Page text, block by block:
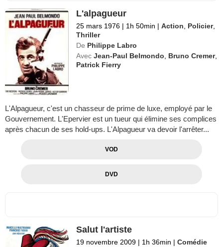
L'alpagueur
25 mars 1976 | 1h 50min | Action Policier,
Thriller
De Philippe Labro
Avec Jean-Paul Belmondo Bruno Cremer,
Patrick Fierry
L'Alpagueur, c'est un chasseur de prime de luxe, employé par le
Gouvernement. L'Epervier est un tueur qui élimine ses complices
après chacun de ses hold-ups. L'Alpagueur va devoir l'arrêter...
VOD
DVD
Salut l'artiste
19 novembre 2009 | 1h 36min | Comédie